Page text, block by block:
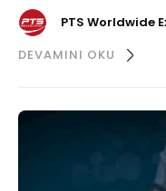
PTS Worldwide
DEVAMINI OKU